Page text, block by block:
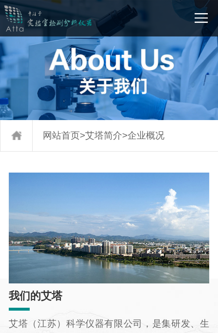
网站首页>艾塔简介>企业概况
我们的艾塔
艾塔（江苏）科学仪器有限公司，是集研发、生